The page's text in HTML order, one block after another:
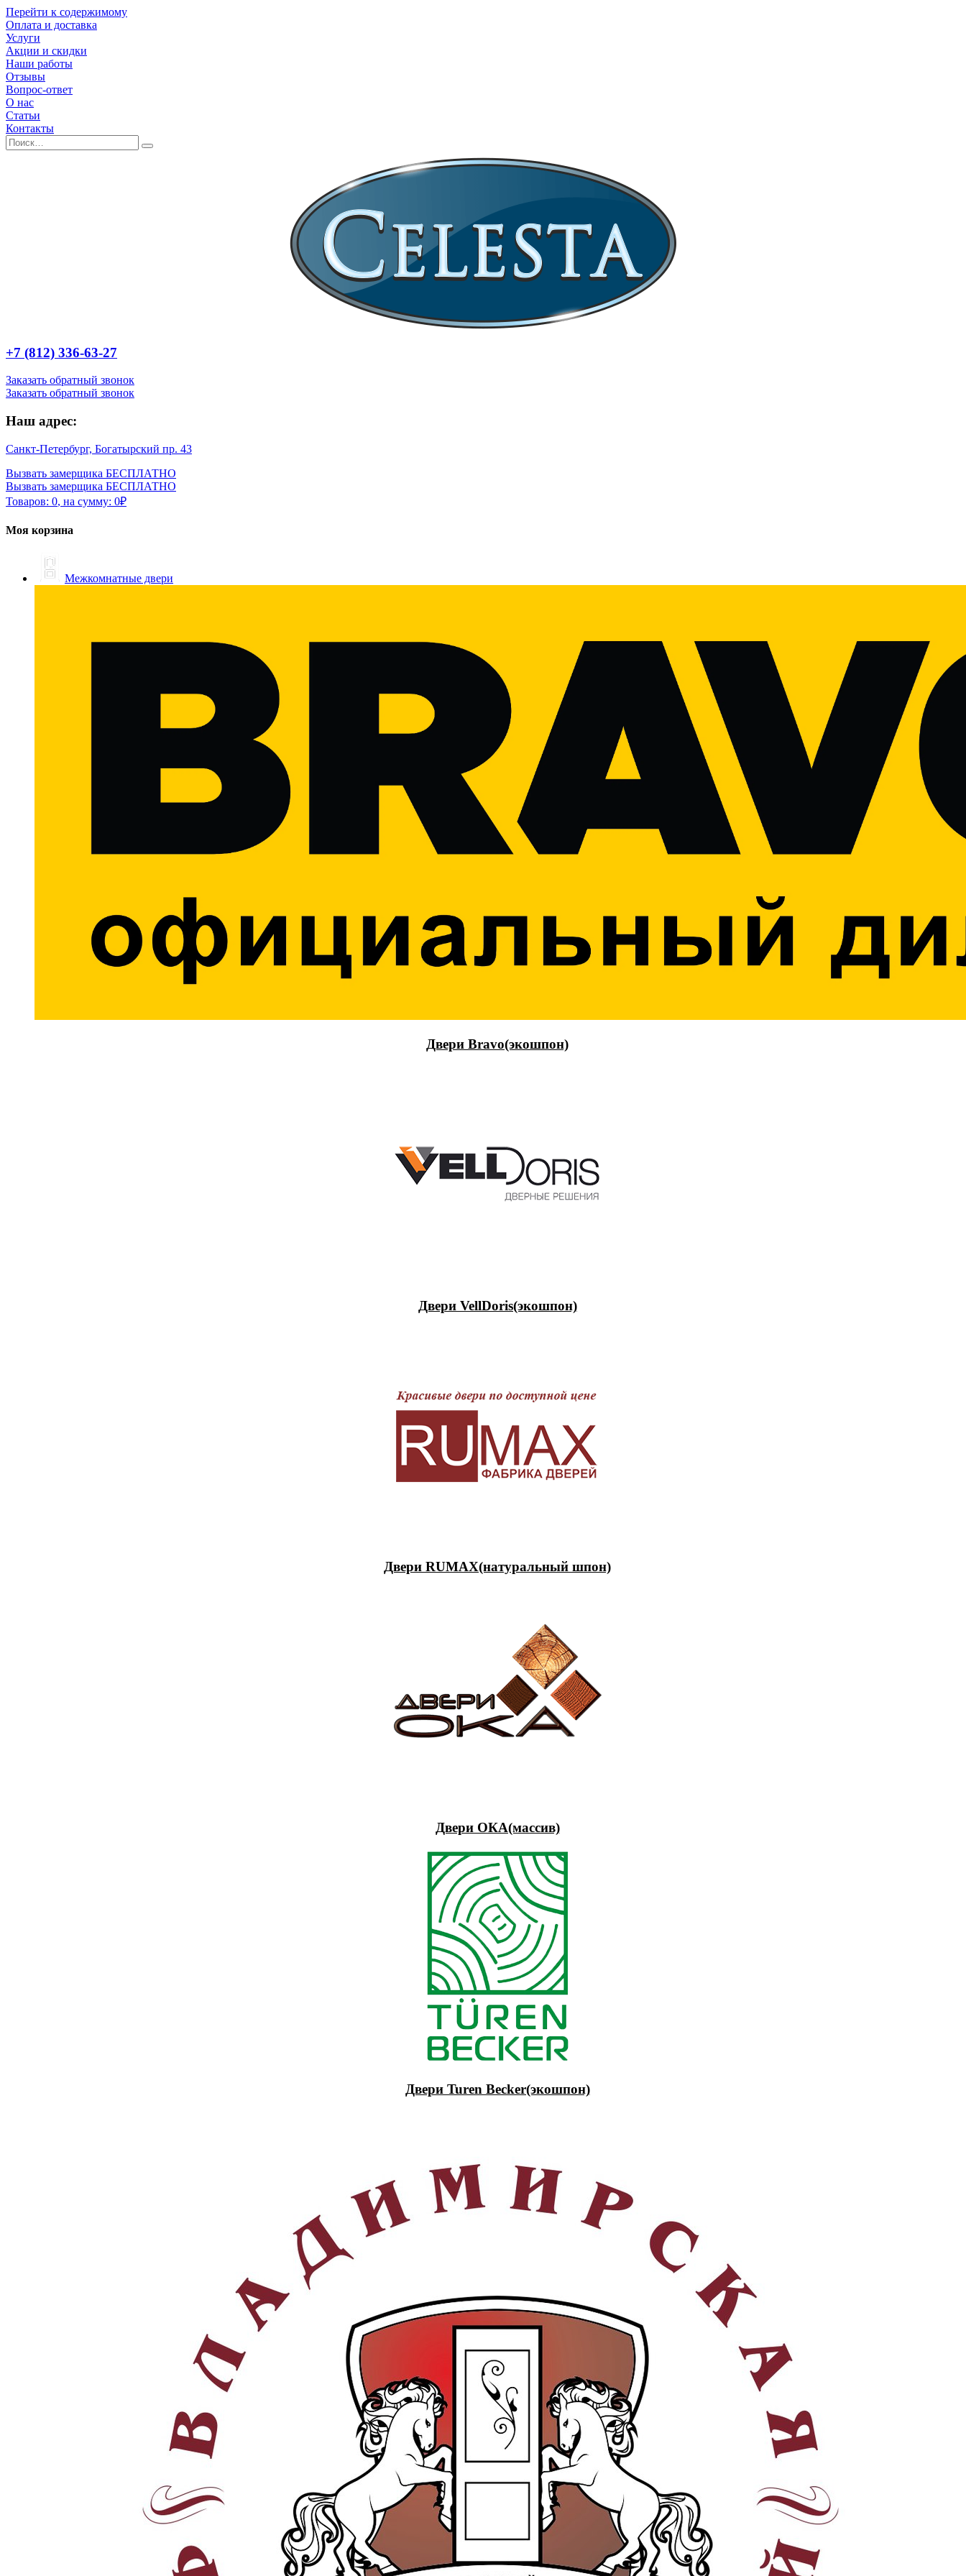
Перейти к содержимому
Оплата и доставка
Услуги
Акции и скидки
Наши работы
Отзывы
Вопрос-ответ
О нас
Статьи
Контакты
+7 (812) 336-63-27
Заказать обратный звонок
Заказать обратный звонок
Наш адрес:
Санкт-Петербург, Богатырский пр. 43
Вызвать замерщика БЕСПЛАТНО
Вызвать замерщика БЕСПЛАТНО
Товаров: 0, на сумму: 0₽
Моя корзина
Межкомнатные двери
Двери Bravo(экошпон)
Двери VellDoris(экошпон)
Двери RUMAX(натуральный шпон)
Двери ОКА(массив)
Двери Turen Becker(экошпон)